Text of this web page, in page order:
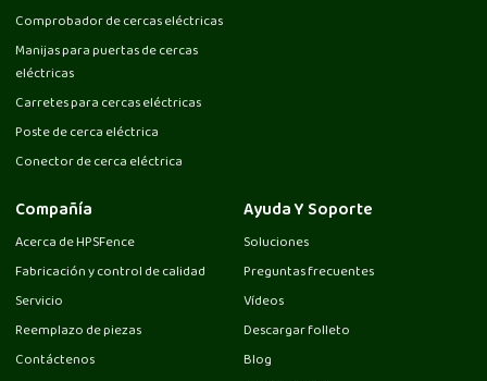
Comprobador de cercas eléctricas
Manijas para puertas de cercas
eléctricas
Carretes para cercas eléctricas
Poste de cerca eléctrica
Conector de cerca eléctrica
Compañía
Acerca de HPSFence
Fabricación y control de calidad
Servicio
Reemplazo de piezas
Contáctenos
Ayuda Y Soporte
Soluciones
Preguntas frecuentes
Vídeos
Descargar folleto
Blog